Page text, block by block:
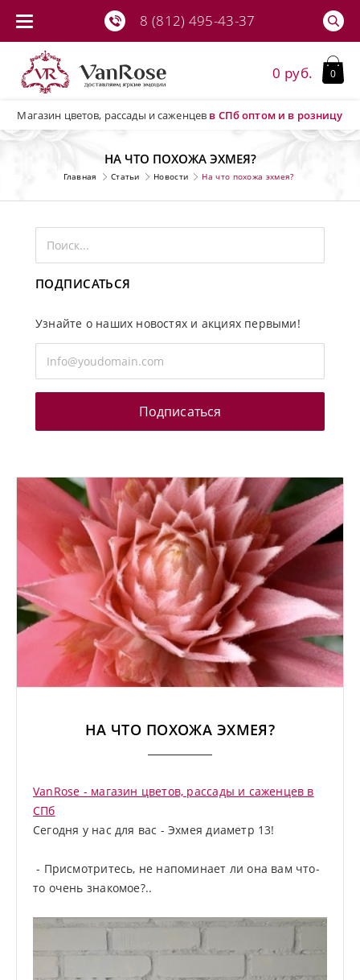
8 (812) 495-43-37
Магазин цветов, рассады и саженцев в СПбоптом и в розницу
0 руб. 0
НА ЧТО ПОХОЖА ЭХМЕЯ?
Главная Статьи Новости На что похожа эхмея?
ПОДПИСАТЬСЯ
Узнайте о наших новостях и акциях первыми!
Подписаться
НА ЧТО ПОХОЖА ЭХМЕЯ?
VanRose - магазин цветов, рассады и саженцев в
СПб
Сегодня у нас для вас - Эхмея диаметр 13!
- Присмотритесь, не напоминает ли она вам что-
то очень знакомое?..